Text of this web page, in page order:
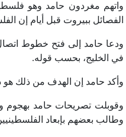
واتهم مغردون حامد وهو
الفصائل ببيروت قبل أيام إن
في الخليج، بحسب قوله.
وأكد حامد إن الهدف من ذلك هو
وقوبلت تصريحات حامد بهجوم
وطالب بعضهم بإبعاد